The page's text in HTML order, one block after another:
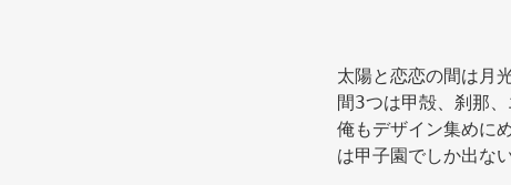
太陽と恋恋の間は月
間3つは甲殻、刹那
俺もデザイン集めに
は甲子園でしか出な